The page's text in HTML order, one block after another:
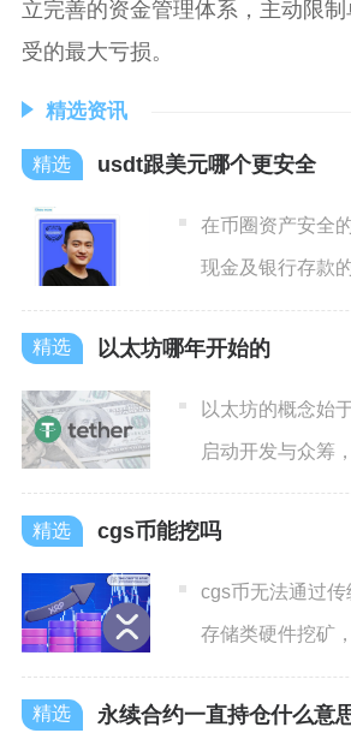
立完善的资金管理体系，主动限
受的最大亏损。
精选资讯
usdt跟美元哪个更安全
在币圈资产安全
现金及银行存款
高于USDT（泰
以太坊哪年开始的
以太坊的概念始
启动开发与众筹
月30日正式上线
cgs币能挖吗
cgs币无法通过
存储类硬件挖矿
渠道均不符合项
永续合约一直持仓什么意